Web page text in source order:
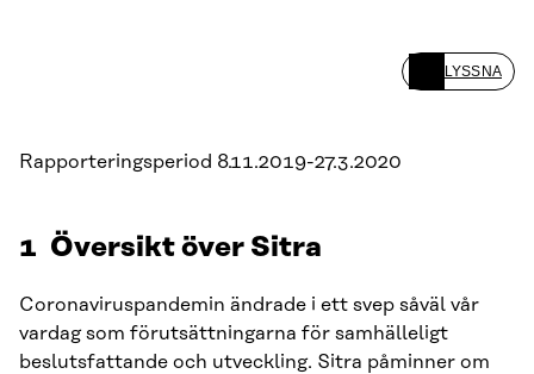
LYSSNA
Rapporteringsperiod 8.11.2019-27.3.2020
1 Översikt över Sitra
Coronaviruspandemin ändrade i ett svep såväl vår
vardag som förutsättningarna för samhälleligt
beslutsfattande och utveckling. Sitra påminner om